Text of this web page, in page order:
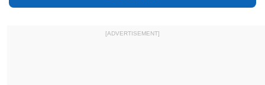
[ADVERTISEMENT]